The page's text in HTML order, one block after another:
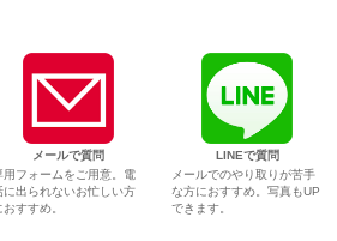
メールで質問
用フォームをご用意。電
に出られないお忙しい方
おすすめ。
LINEで質問
メールでのやり取りが苦手
な方におすすめ。写真もUP
できます。